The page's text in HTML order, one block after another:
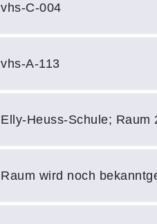
vhs-C-004
vhs-A-113
Elly-Heuss-Schule; Raum
Raum wird noch